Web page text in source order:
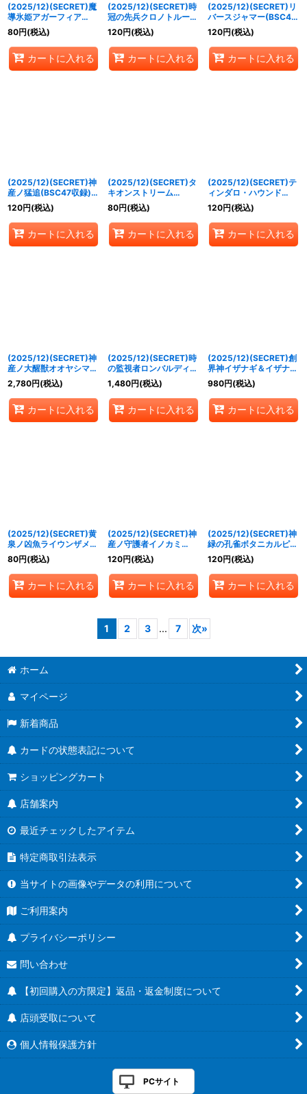
(2025/12)(SECRET)魔
導氷姫アガーフィア
(BSC47収録)【R-
SEC】{BS55-047}
《白》
80円(税込)
カートに入れる
(2025/12)(SECRET)時
冠の先兵クロノトルーパ
ー(BSC47収録)【C-
SEC】{BS55-060}
《青》
120円(税込)
カートに入れる
(2025/12)(SECRET)リ
バースジャマー(BSC47
収録)【C-SEC】
{BS55-071}《緑》
120円(税込)
カートに入れる
(2025/12)(SECRET)神
産ノ猛追(BSC47収録)
【C-SEC】{BS55-072}
《緑》
120円(税込)
カートに入れる
(2025/12)(SECRET)タ
キオンストリーム
(BSC47収録)【R-
SEC】{BS55-078}
《青》
80円(税込)
カートに入れる
(2025/12)(SECRET)テ
ィンダロ・ハウンド
(BSC47収録)【C-
SEC】{BS55-RV006}
《青》
120円(税込)
カートに入れる
(2025/12)(SECRET)神
産ノ大醒獣オオヤシマ/
黄泉ノ醒獣帝ヨモツオオ
カミ(BSC47収録)【転醒
X-SEC】{BS55-
TX02a/BS55-TX02b}
《紫》
2,780円(税込)
カートに入れる
(2025/12)(SECRET)時
の監視者ロンバルディ
ア/時の破壊者ロンバル
ディア・Ω(BSC47収録)
【転醒X-SEC】{BS55-
TX03a/BS55-TX03b}
《多》
1,480円(税込)
カートに入れる
(2025/12)(SECRET)創
界神イザナギ＆イザナミ
(BSC47収録)【X-
SEC】{BS55-X09}
《多》
980円(税込)
カートに入れる
(2025/12)(SECRET)黄
泉ノ凶魚ライウンザメ
(BSC47収録)【R-
SEC】{BS56-018}
《紫》
80円(税込)
カートに入れる
(2025/12)(SECRET)神
産ノ守護者イノカミ
(BSC47収録)【M-
SEC】{BS56-030}
《緑》
120円(税込)
カートに入れる
(2025/12)(SECRET)神
緑の孔雀ボタニカルピー
コック/彩華神鳥ボタニ
カルピーコック(BSC47
収録)【転醒R-SEC】
{BS56-031a/BS56-
031b}《緑》
120円(税込)
カートに入れる
1 2 3 ... 7 次»
ホーム
マイページ
新着商品
カードの状態表記について
ショッピングカート
店舗案内
最近チェックしたアイテム
特定商取引法表示
当サイトの画像やデータの利用について
ご利用案内
プライバシーポリシー
問い合わせ
【初回購入の方限定】返品・返金制度について
店頭受取について
個人情報保護方針
PCサイト